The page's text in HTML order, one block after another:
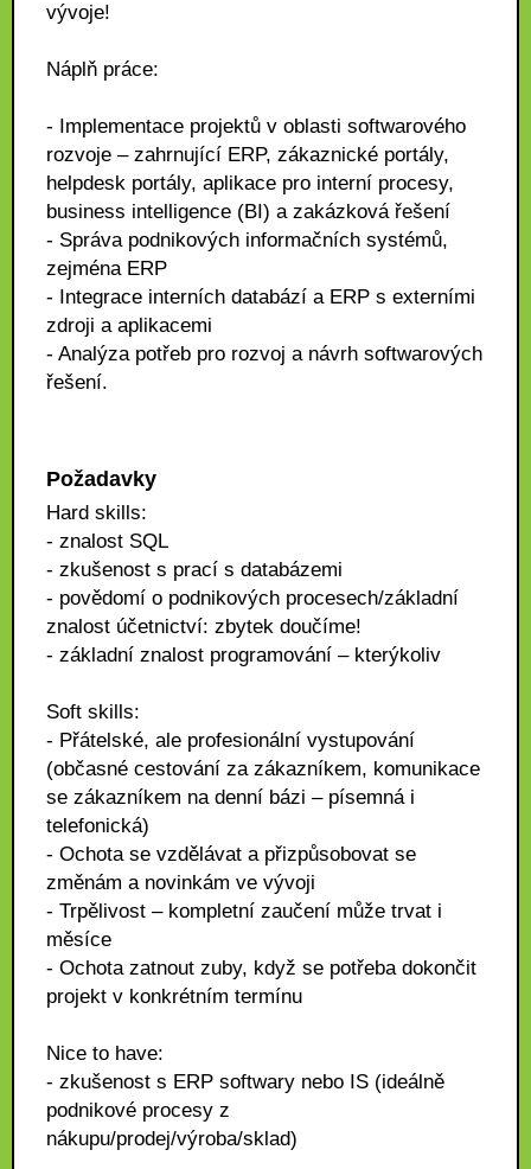
vývoje!
Náplň práce:
- Implementace projektů v oblasti softwarového
rozvoje – zahrnující ERP, zákaznické portály,
helpdesk portály, aplikace pro interní procesy,
business intelligence (BI) a zakázková řešení
- Správa podnikových informačních systémů,
zejména ERP
- Integrace interních databází a ERP s externími
zdroji a aplikacemi
- Analýza potřeb pro rozvoj a návrh softwarových
řešení.
Požadavky
Hard skills:
- znalost SQL
- zkušenost s prací s databázemi
- povědomí o podnikových procesech/základní
znalost účetnictví: zbytek doučíme!
- základní znalost programování – kterýkoliv
Soft skills:
- Přátelské, ale profesionální vystupování
(občasné cestování za zákazníkem, komunikace
se zákazníkem na denní bázi – písemná i
telefonická)
- Ochota se vzdělávat a přizpůsobovat se
změnám a novinkám ve vývoji
- Trpělivost – kompletní zaučení může trvat i
měsíce
- Ochota zatnout zuby, když se potřeba dokončit
projekt v konkrétním termínu
Nice to have:
- zkušenost s ERP softwary nebo IS (ideálně
podnikové procesy z
nákupu/prodej/výroba/sklad)